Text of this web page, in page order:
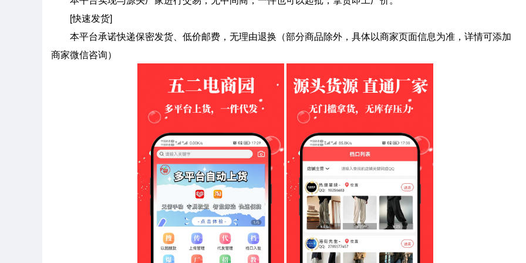
[快速发货]
本平台承诺快递保密发货、低价邮费，无理由退换（部分商品除外，具体以商家页面信息为准，详情可添加
商家微信咨询）